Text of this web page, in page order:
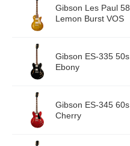
Gibson Les Paul 58
Lemon Burst VOS
Gibson ES-335 50s
Ebony
Gibson ES-345 60s
Cherry